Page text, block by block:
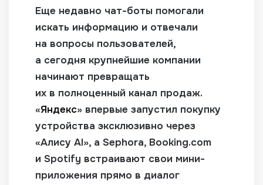
Еще недавно чат-боты помогали
искать информацию и отвечали
на вопросы пользователей,
а сегодня крупнейшие компании
начинают превращать
их в полноценный канал продаж.
«Яндекс» впервые запустил покупку
устройства эксклюзивно через
«Алису AI», а Sephora, Booking.com
и Spotify встраивают свои мини-
приложения прямо в диалог